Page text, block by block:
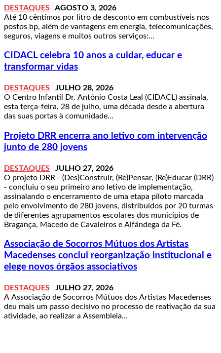
DESTAQUES
AGOSTO 3, 2026
Até 10 cêntimos por litro de desconto em combustíveis nos
postos bp, além de vantagens em energia, telecomunicações,
seguros, viagens e muitos outros serviços:...
CIDACL celebra 10 anos a cuidar, educar e
transformar vidas
DESTAQUES
JULHO 28, 2026
O Centro Infantil Dr. António Costa Leal (CIDACL) assinala,
esta terça-feira, 28 de julho, uma década desde a abertura
das suas portas à comunidade...
Projeto DRR encerra ano letivo com intervenção
junto de 280 jovens
DESTAQUES
JULHO 27, 2026
O projeto DRR - (Des)Construir, (Re)Pensar, (Re)Educar (DRR)
- concluiu o seu primeiro ano letivo de implementação,
assinalando o encerramento de uma etapa piloto marcada
pelo envolvimento de 280 jovens, distribuídos por 20 turmas
de diferentes agrupamentos escolares dos municípios de
Bragança, Macedo de Cavaleiros e Alfândega da Fé.
Associação de Socorros Mútuos dos Artistas
Macedenses conclui reorganização institucional e
elege novos órgãos associativos
DESTAQUES
JULHO 27, 2026
A Associação de Socorros Mútuos dos Artistas Macedenses
deu mais um passo decisivo no processo de reativação da sua
atividade, ao realizar a Assembleia...